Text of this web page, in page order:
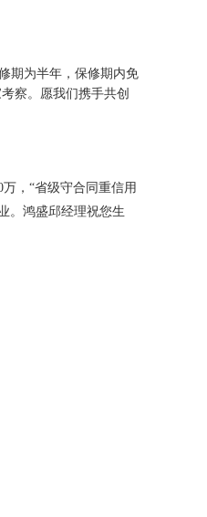
期为半年，保修期内免
察。愿我们携手共创
，“省级守合同重信用
。鸿盛邱经理祝您生